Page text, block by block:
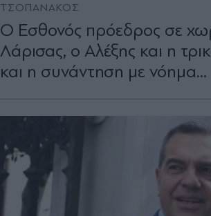
ΤΣΟΠΑΝΑΚΟΣ
Ο Εσθονός πρόεδρος σε
Λάρισας, o Αλέξης και η
και η συνάντηση με νόημα...